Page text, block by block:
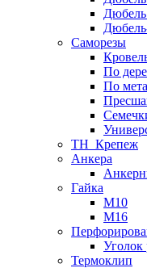
Саморезы
По
По
ТН_Крепеж
Анкера
Гайка
М10
М16
Уголок
Термоклип